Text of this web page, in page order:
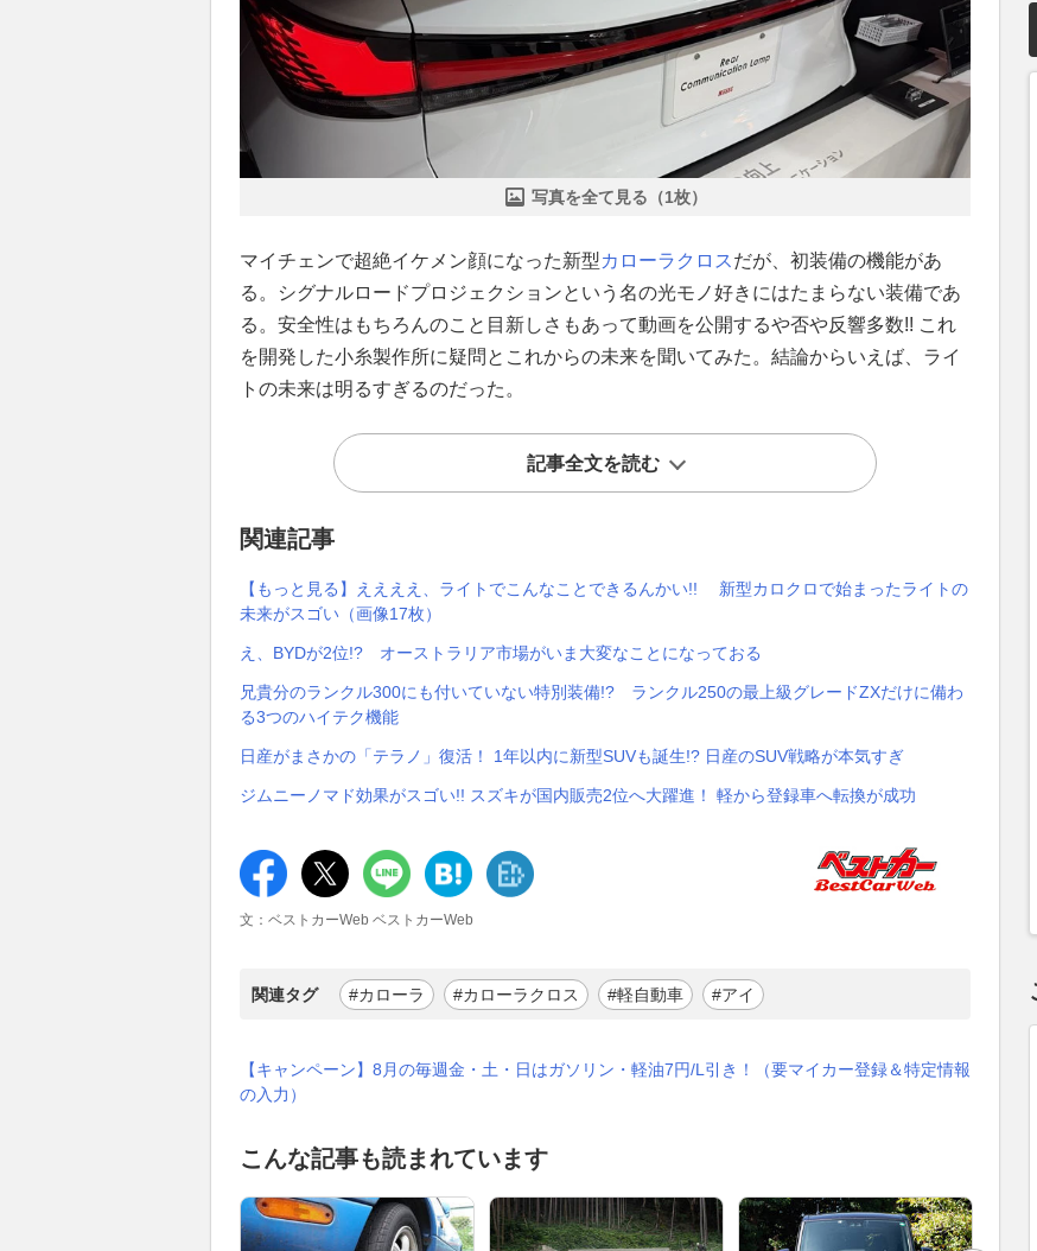
写真を全て見る（1枚）
マイチェンで超絶イケメン顔になった新型カローラクロス だが、初装備の機能があ
る。シグナルロードプロジェクションという名の光モノ好きにはたまらない装備であ
る。安全性はもちろんのこと目新しさもあって動画を公開するや否や反響多数!! これ
を開発した小糸製作所に疑問とこれからの未来を聞いてみた。結論からいえば、ライ
トの未来は明るすぎるのだった。
記事全文を読む
関連記事
【もっと見る】ええええ、ライトでこんなことできるんかい!! 新型カロクロで始まったライトの
未来がスゴい（画像17枚）
え、BYDが2位!? オーストラリア市場がいま大変なことになっておる
兄貴分のランクル300にも付いていない特別装備!? ランクル250の最上級グレードZXだけに備わ
る3つのハイテク機能
日産がまさかの「テラノ」復活！ 1年以内に新型SUVも誕生!? 日産のSUV戦略が本気すぎ
ジムニーノマド効果がスゴい!! スズキが国内販売2位へ大躍進！ 軽から登録車へ転換が成功
文：ベストカーWeb ベストカーWeb
関連タグ #カローラ #カローラクロス #軽自動車 #アイ
【キャンペーン】8月の毎週金・土・日はガソリン・軽油7円/L引き！（要マイカー登録＆特定情報
の入力）
こんな記事も読まれています